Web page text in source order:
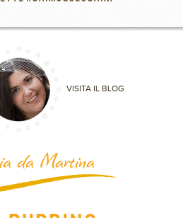
VISITA IL BLOG
da Martina